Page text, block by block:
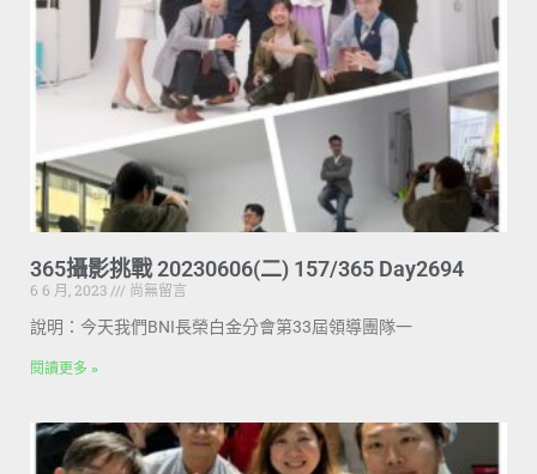
365攝影挑戰 20230606(二) 157/365 Day2694
6 6 月, 2023
尚無留言
說明：今天我們BNI長榮白金分會第33屆領導團隊一
閱讀更多 »